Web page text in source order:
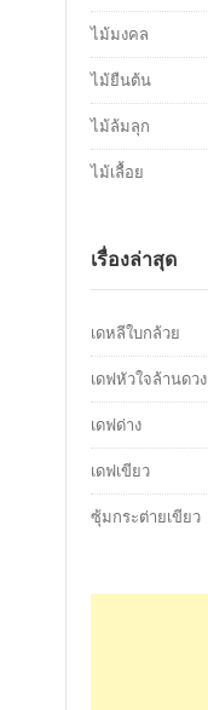
ไม้มงคล
ไม้ยืนต้น
ไม้ล้มลุก
ไม้เลื้อย
เรื่องล่าสุด
เดหลีใบกล้วย
เดฟหัวใจล้านดวง
เดฟด่าง
เดฟเขียว
ซุ้มกระต่ายเขียว